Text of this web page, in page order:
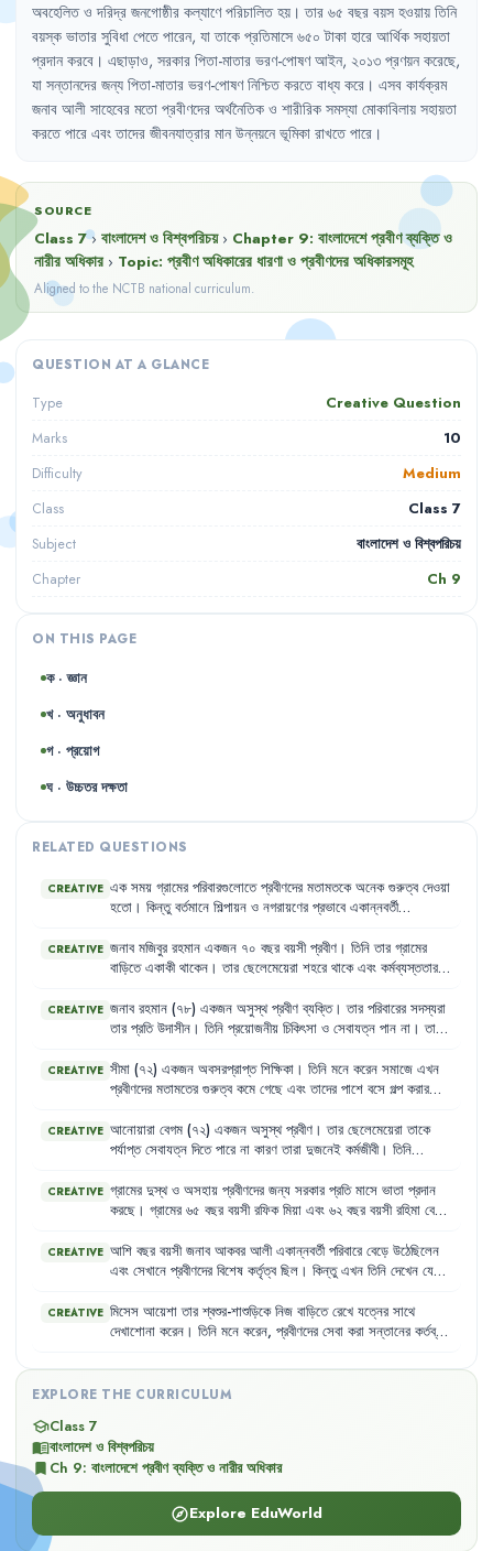
অবহেলিত ও দরিদ্র জনগোষ্ঠীর কল্যাণে পরিচালিত হয় । তার ৬৫ বছর বয়স হওয়ায় তিনি
বয়স্ক ভাতার সুবিধা পেতে পারেন, যা তাকে প্রতিমাসে ৬৫০ টাকা হারে আর্থিক সহায়তা
প্রদান করবে । এছাড়াও, সরকার পিতা-মাতার ভরণ-পোষণ আইন, ২০১৩ প্রণয়ন করেছে,
যা সন্তানদের জন্য পিতা-মাতার ভরণ-পোষণ নিশ্চিত করতে বাধ্য করে । এসব কার্যক্রম
জনাব আলী সাহেবের মতো প্রবীণদের অর্থনৈতিক ও শারীরিক সমস্যা মোকাবিলায় সহায়তা
করতে পারে এবং তাদের জীবনযাত্রার মান উন্নয়নে ভূমিকা রাখতে পারে ।
SOURCE
Class 7› বাংলাদেশ ও বিশ্বপরিচয় › Chapter 9: বাংলাদেশে প্রবীণ ব্যক্তি ও
নারীর অধিকার › Topic: প্রবীণ অধিকারের ধারণা ও প্রবীণদের অধিকারসমূহ
Aligned to the NCTB national curriculum.
QUESTION AT A GLANCE
Type Creative Question
Marks 10
Difficulty Medium
Class Class 7
Subject বাংলাদেশ ও বিশ্বপরিচয়
Chapter Ch 9
ON THIS PAGE
ক · জ্ঞান
খ · অনুধাবন
গ · প্রয়োগ
ঘ · উচ্চতর দক্ষতা
RELATED QUESTIONS
CREATIVE এক সময় গ্রামের পরিবারগুলোতে প্রবীণদের মতামতকে অনেক গুরুত্ব দেওয়া
হতো । কিন্তু বর্তমানে শিল্পায়ন ও নগরায়ণের প্রভাবে একান্নবর্তী
মতামতকে আর আগের মতো গুরুত্ব দেওয়া হয় না এবং তারা সমাজে প্রায়
গৌণ বিবেচিত হন। তাদের পাশে বসে কথা বলার সময়ও যেন কারও নেই।
CREATIVE জনাব মজিবুর রহমান একজন ৭০ বছর বয়সী প্রবীণ । তিনি তার গ্রামের
বাড়িতে একাকী থাকেন । তার ছেলেমেয়েরা শহরে থাকে এবং কর্মব্যস্ততার
হয়ে পড়েন এবং তার দেখাশোনা করার কেউ থাকে না । তিনি মনে করেন, তার
একটু সঙ্গ এবং যত্নের প্রয়োজন।
CREATIVE জনাব রহমান (৭৮) একজন অসুস্থ প্রবীণ ব্যক্তি। তার পরিবারের সদস্যরা
তার প্রতি উদাসীন । তিনি প্রয়োজনীয় চিকিৎসা ও সেবাযত্ন পান না । তার
CREATIVE সীমা (৭২) একজন অবসরপ্রাপ্ত শিক্ষিকা । তিনি মনে করেন সমাজে এখন
প্রবীণদের মতামতের গুরুত্ব কমে গেছে এবং তাদের পাশে বসে গল্প করার
নিজেকে সমাজের বোঝা মনে করেন। তার শারীরিক শক্তিও আগের মতো
নেই।
CREATIVE আনোয়ারা বেগম (৭২) একজন অসুস্থ প্রবীণ । তার ছেলেমেয়েরা তাকে
পর্যাপ্ত সেবাযত্ন দিতে পারে না কারণ তারা দুজনেই কর্মজীবী। তিনি
মানসিকভাবে দুর্বল করে দিচ্ছে।
CREATIVE গ্রামের দুস্থ ও অসহায় প্রবীণদের জন্য সরকার প্রতি মাসে ভাতা প্রদান
করছে । গ্রামের ৬৫ বছর বয়সী রফিক মিয়া এবং ৬২ বছর বয়সী রহিমা বেগম
পর্যন্ত মেয়েদের বিনা বেতনে লেখাপড়ার সুযোগ ও উপবৃত্তির ব্যবস্থা
করেছে।
CREATIVE আশি বছর বয়সী জনাব আকবর আলী একান্নবর্তী পরিবারে বেড়ে উঠেছিলেন
এবং সেখানে প্রবীণদের বিশেষ কর্তৃত্ব ছিল । কিন্তু এখন তিনি দেখেন যে
মতামতকে তেমন গুরুত্ব দেওয়া হয় না। তিনি এই পরিবর্তনের কারণে
ও বিমর্ষ বোধ করেন ।
CREATIVE মিসেস আয়েশা তার শ্বশুর-শাশুড়িকে নিজ বাড়িতে রেখে যত্নের সাথে
দেখাশোনা করেন । তিনি মনে করেন, প্রবীণদের সেবা করা সন্তানের কর্তব্য।
বা তাদের দেখাশোনার ভার কাজের লোকের উপর ছেড়ে দেন। আয়েশা বেগম
মনে করেন, সমাজে প্রবীণদের
EXPLORE THE CURRICULUM
schoolClass 7
menu_bookবাংলাদেশ ও বিশ্বপরিচয়
bookmark Ch 9: বাংলাদেশে প্রবীণ ব্যক্তি ও নারীর অধিকার
exploreExplore EduWorld